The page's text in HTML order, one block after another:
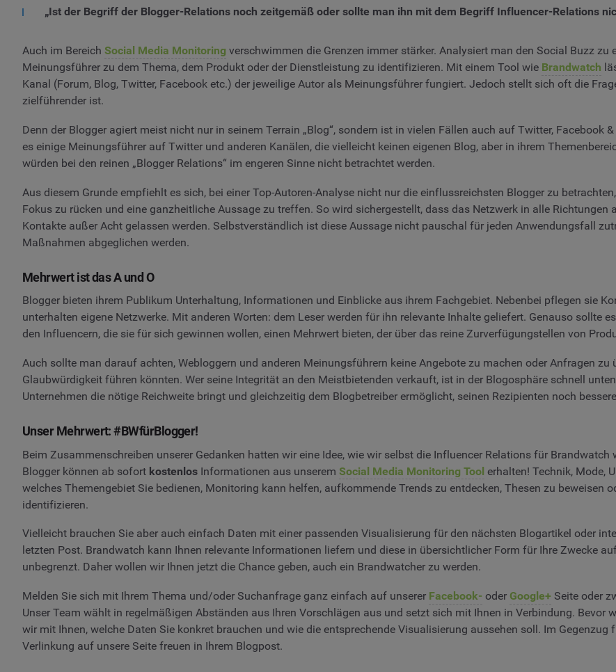
„Ist der Begriff der Blogger-Relations noch zeitgemäß oder sollte man ihn mit dem Begriff Influencer-Relations
Auch im Bereich Social Media Monitoring verschwimmen die Grenzen immer stärker. Analysiert man den Social Buzz
Meinungsführer zu dem Thema, dem Produkt oder der Dienstleistung zu identifizieren. Mit einem Tool wie Brandwatch
Kanal (Forum, Blog, Twitter, Facebook etc.) der jeweilige Autor als Meinungsführer fungiert. Jedoch stellt sich oft die
zielführender ist.
Denn der Blogger agiert meist nicht nur in seinem Terrain „Blog“, sondern ist in vielen Fällen auch auf Twitter, Facebook
es einige Meinungsführer auf Twitter und anderen Kanälen, die vielleicht keinen eigenen Blog, aber in ihrem
würden bei den reinen „Blogger Relations“ im engeren Sinne nicht betrachtet werden.
Aus diesem Grunde empfiehlt es sich, bei einer Top-Autoren-Analyse nicht nur die einflussreichsten Blogger zu
Fokus zu rücken und eine ganzheitliche Aussage zu treffen. So wird sichergestellt, dass das Netzwerk in alle
Kontakte außer Acht gelassen werden. Selbstverständlich ist diese Aussage nicht pauschal für jeden Anwendungsfall
Maßnahmen abgeglichen werden.
Mehrwert ist das A und O
Blogger bieten ihrem Publikum Unterhaltung, Informationen und Einblicke aus ihrem Fachgebiet. Nebenbei pflegen sie
unterhalten eigene Netzwerke. Mit anderen Worten: dem Leser werden für ihn relevante Inhalte geliefert. Genauso sollte
den Influencern, die sie für sich gewinnen wollen, einen Mehrwert bieten, der über das reine Zurverfügungstellen von
Auch sollte man darauf achten, Webloggern und anderen Meinungsführern keine Angebote zu machen oder Anfragen zu
Glaubwürdigkeit führen könnten. Wer seine Integrität an den Meistbietenden verkauft, ist in der Blogosphäre schnell
Unternehmen die nötige Reichweite bringt und gleichzeitig dem Blogbetreiber ermöglicht, seinen Rezipienten noch
Unser Mehrwert: #BWfürBlogger!
Beim Zusammenschreiben unserer Gedanken hatten wir eine Idee, wie wir selbst die Influencer Relations für
Blogger können ab sofort kostenlos Informationen aus unserem Social Media Monitoring Tool erhalten! Technik, Mode,
welches Themengebiet Sie bedienen, Monitoring kann helfen, aufkommende Trends zu entdecken, Thesen zu beweisen
identifizieren.
Vielleicht brauchen Sie aber auch einfach Daten mit einer passenden Visualisierung für den nächsten Blogartikel oder
letzten Post. Brandwatch kann Ihnen relevante Informationen liefern und diese in übersichtlicher Form für Ihre Zwecke
unbegrenzt. Daher wollen wir Ihnen jetzt die Chance geben, auch ein Brandwatcher zu werden.
Melden Sie sich mit Ihrem Thema und/oder Suchanfrage ganz einfach auf unserer Facebook- oder Google+ Seite oder
Unser Team wählt in regelmäßigen Abständen aus Ihren Vorschlägen aus und setzt sich mit Ihnen in Verbindung. Bevor
wir mit Ihnen, welche Daten Sie konkret brauchen und wie die entsprechende Visualisierung aussehen soll. Im Gegenzug
Verlinkung auf unsere Seite freuen in Ihrem Blogpost.